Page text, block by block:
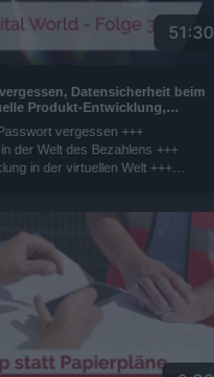
51:30
Datensicherheit beim
Produkt-Entwicklung,
vergessen +++
der Welt des Bezahlens +++
in der virtuellen Welt +++